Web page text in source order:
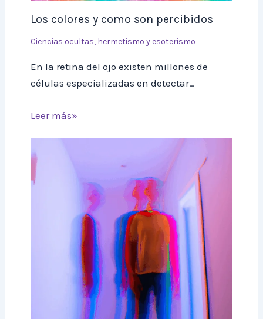
Los colores y como son percibidos
Ciencias ocultas, hermetismo y esoterismo
En la retina del ojo existen millones de
células especializadas en detectar…
Leer más»